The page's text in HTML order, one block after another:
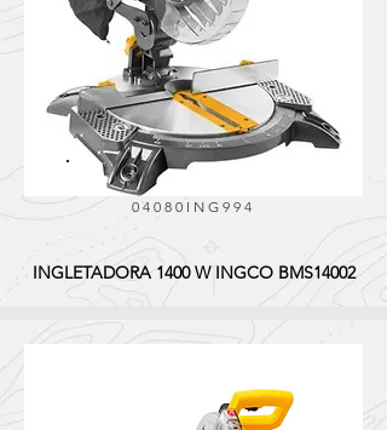
04080ING994
INGLETADORA 1400 W INGCO BMS14002